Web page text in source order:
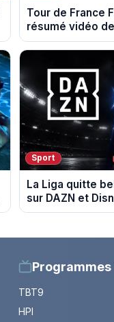
Tour de France
résumé vidéo
Montbrison et
Sport
La Liga quitte
sur DAZN et
Programmes
TBT9
HPI